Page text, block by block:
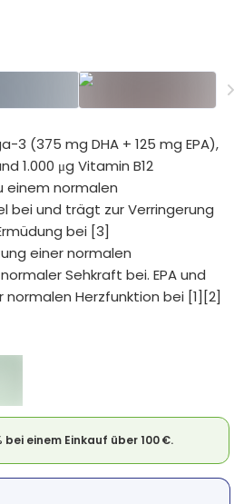
3 (375 mg DHA + 125 mg EPA),
1.000 μg Vitamin B12
einem normalen
bei und trägt zur Verringerung
bei [3]
einer normalen
Sehkraft bei. EPA und
normalen Herzfunktion bei [1][2]
einem Einkauf über 100 €.